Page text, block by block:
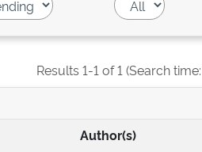
Results 1-1 of 1 (Search
Author(s)